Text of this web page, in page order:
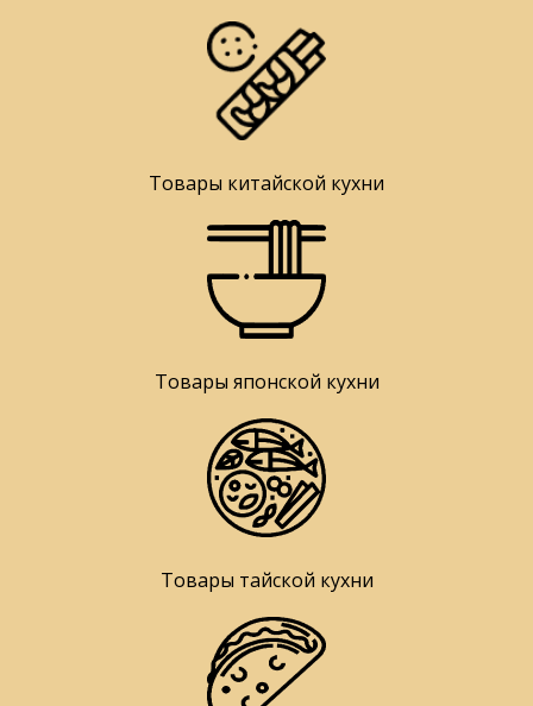
Товары китайской кухни
Товары японской кухни
Товары тайской кухни